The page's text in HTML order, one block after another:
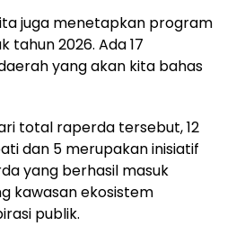
juga menetapkan program
2026. Ada 17
yang akan kita bahas
total raperda tersebut, 12
dan 5 merupakan inisiatif
yang berhasil masuk
kawasan ekosistem
publik.